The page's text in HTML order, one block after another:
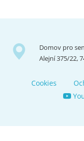
Domov pro
Alejní 375/22,
Cookies